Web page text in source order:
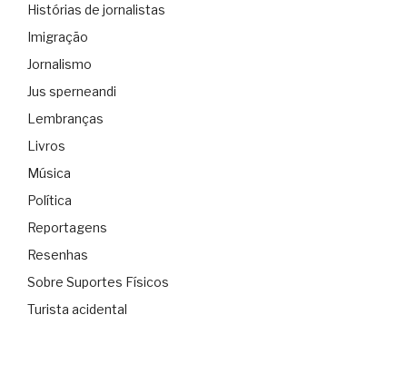
Histórias de jornalistas
Imigração
Jornalismo
Jus sperneandi
Lembranças
Livros
Música
Política
Reportagens
Resenhas
Sobre Suportes Físicos
Turista acidental